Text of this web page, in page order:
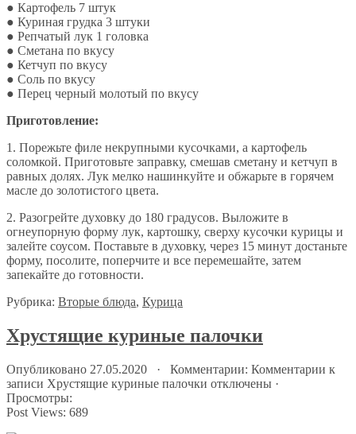
● Картофель 7 штук
● Куриная грудка 3 штуки
● Репчатый лук 1 головка
● Сметана по вкусу
● Кетчуп по вкусу
● Соль по вкусу
● Перец черный молотый по вкусу
Приготовление:
1. Порежьте филе некрупными кусочками, а картофель
соломкой. Приготовьте заправку, смешав сметану и кетчуп в
равных долях. Лук мелко нашинкуйте и обжарьте в горячем
масле до золотистого цвета.
2. Разогрейте духовку до 180 градусов. Выложите в
огнеупорную форму лук, картошку, сверху кусочки курицы и
залейте соусом. Поставьте в духовку, через 15 минут достаньте
форму, посолите, поперчите и все перемешайте, затем
запекайте до готовности.
Рубрика: Вторые блюда, Курица
Хрустящие куриные палочки
Опубликовано 27.05.2020 · Комментарии: Комментарии к
записи Хрустящие куриные палочки отключены ·
Просмотры:
Post Views: 689